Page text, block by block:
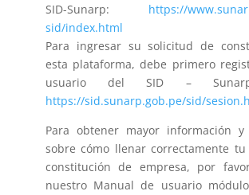
SID-Sunarp: https://
sid/index.html
Para ingresar su solicitud de
esta plataforma, debe primero
usuario del SID –
https://sid.sunarp.gob.pe/sid/
Para obtener mayor información y
sobre cómo llenar correctamente
constitución de empresa, por
nuestro Manual de usuario